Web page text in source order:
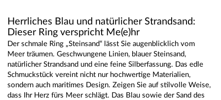
Herrliches Blau und natürlicher Strandsand:
Dieser Ring verspricht Me(e)hr
Der schmale Ring „Steinsand“ lässt Sie augenblicklich vom
Meer träumen. Geschwungene Linien, blauer Steinsand,
natürlicher Strandsand und eine feine Silberfassung. Das edle
Schmuckstück vereint nicht nur hochwertige Materialien,
sondern auch maritimes Design. Zeigen Sie auf stilvolle Weise,
dass Ihr Herz fürs Meer schlägt. Das Blau sowie der Sand des